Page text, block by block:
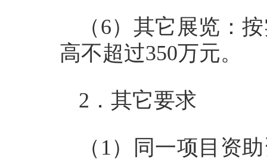
（6）其它展览：
高不超过350万元。
2．其它要求
（1）同一项目资